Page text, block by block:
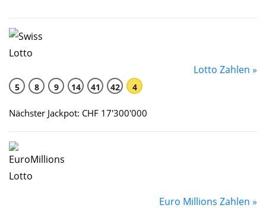
Lotto Zahlen »
5 8 9 14 41 42 4
Nächster Jackpot: CHF 17'300'000
Euro Millions Zahlen »